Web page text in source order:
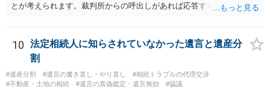
とが考えられます。裁判所からの呼出しがあれば応答する可能性がま
能と思われます。時間が思った以上にないので必要書類をてきぱきと
揃える必要があります。その点是非御注意ください。
10
法定相続人に知らされていなかった遺言と遺産分
割
#遺産分割 #遺言の書き直し・やり直し
#相続トラブルの代理交渉
#不動産・土地の相続
#遺言の真偽鑑定・遺言無効 #協議